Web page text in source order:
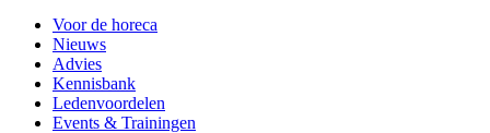
Voor de horeca
Nieuws
Advies
Kennisbank
Ledenvoordelen
Events & Trainingen